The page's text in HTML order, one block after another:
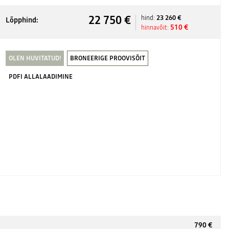
Lõpphind: 22 750 € hind: 23 260 €
hinnavõit: 510 €
OLEN HUVITATUD! BRONEERIGE PROOVISÕIT
PDFI ALLALAADIMINE
790 €